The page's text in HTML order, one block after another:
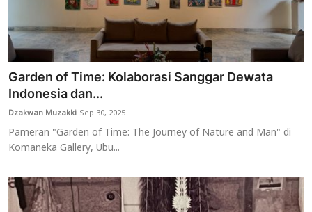
Alam Bali
Seni
Kisah
Usadha
Indonesia
Garden of Time: Kolaborasi Sanggar Dewata
Indonesia dan...
Dzakwan Muzakki Sep 30, 2025
Pameran "Garden of Time: The Journey of Nature and Man" di
Komaneka Gallery, Ubu...